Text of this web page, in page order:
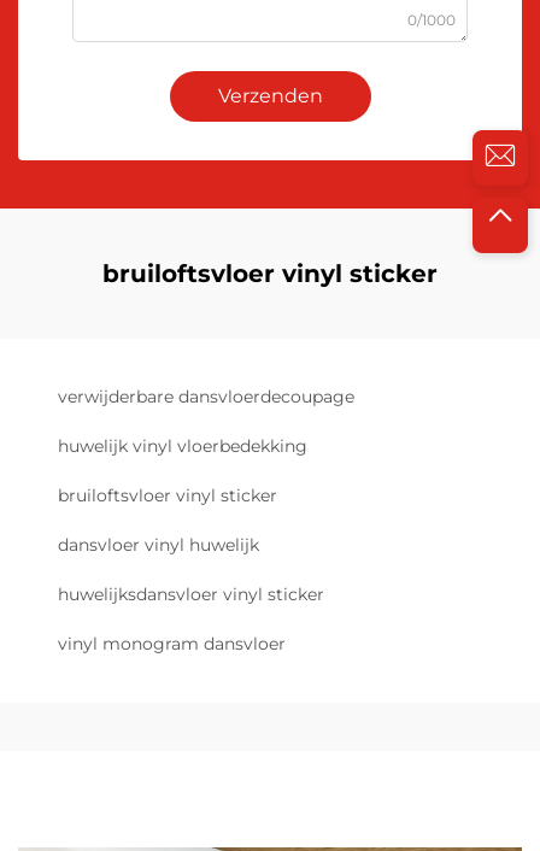
0/1000
Verzenden
bruiloftsvloer vinyl sticker
verwijderbare dansvloerdecoupage
huwelijk vinyl vloerbedekking
bruiloftsvloer vinyl sticker
dansvloer vinyl huwelijk
huwelijksdansvloer vinyl sticker
vinyl monogram dansvloer